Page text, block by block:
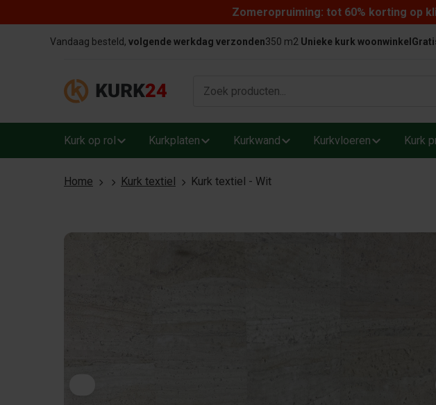
Zomeropruiming: tot 60% korting op
Vandaag besteld, volgende werkdag verzonden350 m2 Unieke kurk woonwinkel
Kurk op rol Kurkplaten Kurkwand Kurkvloeren Kurk
Home Kurk textiel Kurk textiel - Wit